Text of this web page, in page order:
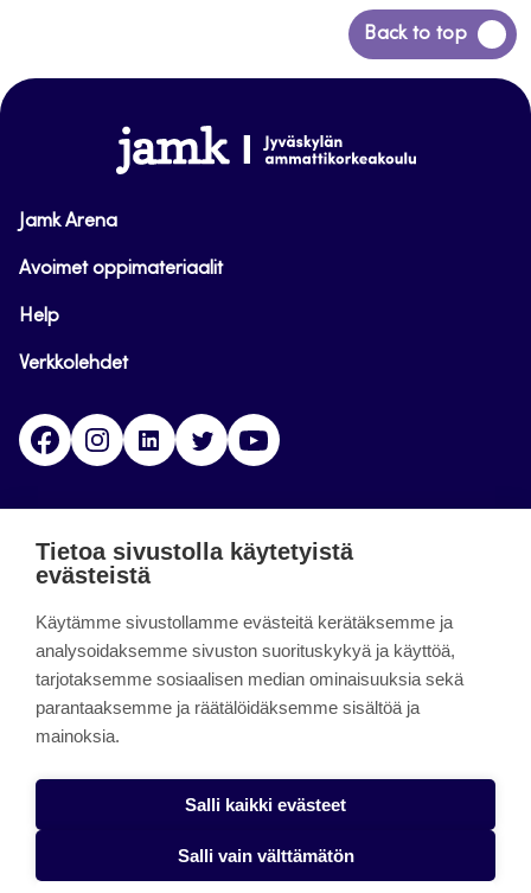
Back to top
Siirry
takaisin
www.jamk.fi
Jamk Arena
Avoimet oppimateriaalit
Help
Verkkolehdet
FacebookInstagramLinkedinTwitter
päättynyt 11.9.2023.
About the site
Käyttöehdot
Saavutettavuusseloste
Alasottoilmoitus
Tietoa sivustolla käytetyistä
evästeistä
Käytämme sivustollamme evästeitä kerätäksemme ja
analysoidaksemme sivuston suorituskykyä ja käyttöä,
tarjotaksemme sosiaalisen median ominaisuuksia sekä
parantaaksemme ja räätälöidäksemme sisältöä ja
mainoksia.
Salli kaikki evästeet
Salli vain välttämätön